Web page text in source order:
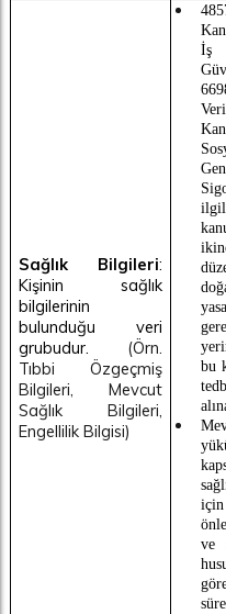
Sağlık Bilgileri:
Kişinin sağlık
bilgilerinin
bulunduğu veri
grubudur. (Örn.
Tıbbi Özgeçmiş
Bilgileri, Mevcut
Sağlık Bilgileri,
Engellilik Bilgisi)
İş
bu
ve